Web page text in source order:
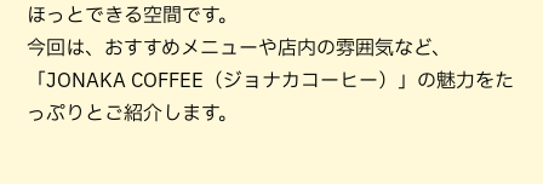
ほっとできる空間です。
今回は、おすすめメニューや店内の雰囲気など、
「JONAKA COFFEE（ジョナカコーヒー）」の魅力をた
っぷりとご紹介します。